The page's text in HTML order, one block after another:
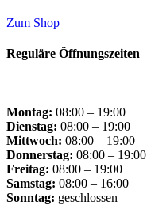
Zum Shop
Reguläre Öffnungszeiten
Montag: 08:00 – 19:00
Dienstag: 08:00 – 19:00
Mittwoch: 08:00 – 19:00
Donnerstag: 08:00 – 19:00
Freitag: 08:00 – 19:00
Samstag: 08:00 – 16:00
Sonntag: geschlossen